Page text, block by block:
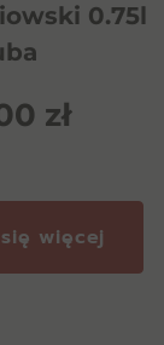
0.75l
zł
więcej